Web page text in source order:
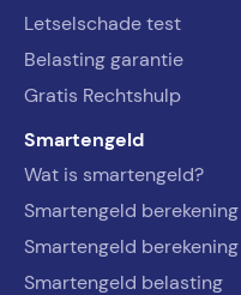
Letselschade test
Belasting garantie
Gratis Rechtshulp
Smartengeld
Wat is smartengeld?
Smartengeld berekening
Smartengeld berekening
Smartengeld belasting